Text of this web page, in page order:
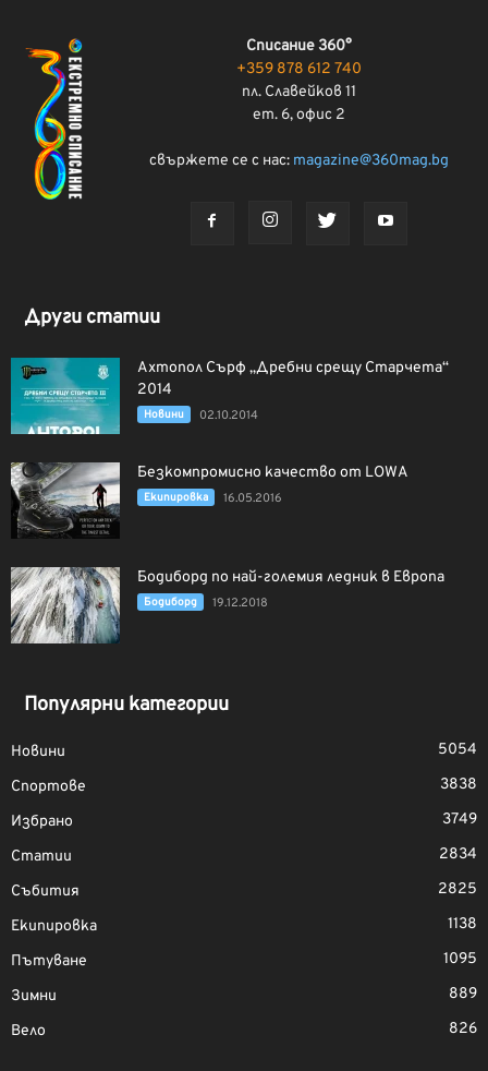
Списание 360°
+359 878 612 740
пл. Славейков 11
ет. 6, офис 2
свържете се с нас: magazine@360mag.bg
Други статии
Ахтопол Сърф „Дребни срещу Старчета“
2014
Новини 02.10.2014
Безкомпромисно качество от LOWA
Екипировка 16.05.2016
Бодиборд по най-големия ледник в Европа
Бодиборд 19.12.2018
Популярни категории
Новини
5054
Спортове
3838
Избрано
3749
Статии
2834
Събития
2825
Екипировка
1138
Пътуване
1095
Зимни
889
Вело
826